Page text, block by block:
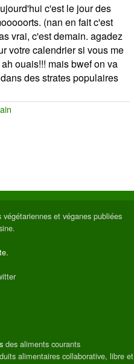
c'est le jour des
(nan en fait c'est
vrai, c'est demain. agadez
votre calendrier si vous me
ouais!!! mais bwef on va
des strates populaires
et véganes publiées
des aliments courants
alimentaires collaborative, libre et